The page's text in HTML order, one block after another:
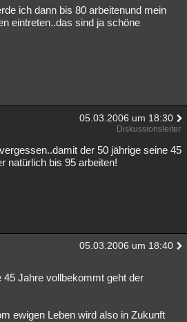
ich dann bis 80 arbeitenund mein
eintreten..das sind ja schöne
05.03.2006 um 18:30
Diskussionsleiter
der 50 jährige seine 45
natürlich bis 95 arbeiten!
05.03.2006 um 18:40
45 Jahre vollbekommt geht der
ewigen Leben wird also in Zukunft